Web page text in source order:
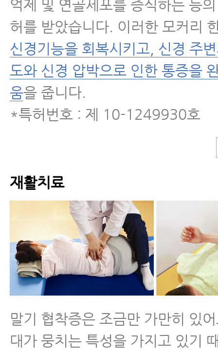
억제 및 연골세포를 증식하는 등
허를 받았습니다. 이러한 모커리
신경기능을 회복시키고, 신경 주
도와 신경 압박으로 인한 통증을
움을 줍니다.
*특허번호 : 제 10-1249930호
재활치료
말기 협착증은 조금만 가만히 있
대가 뭉치는 특성을 가지고 있기